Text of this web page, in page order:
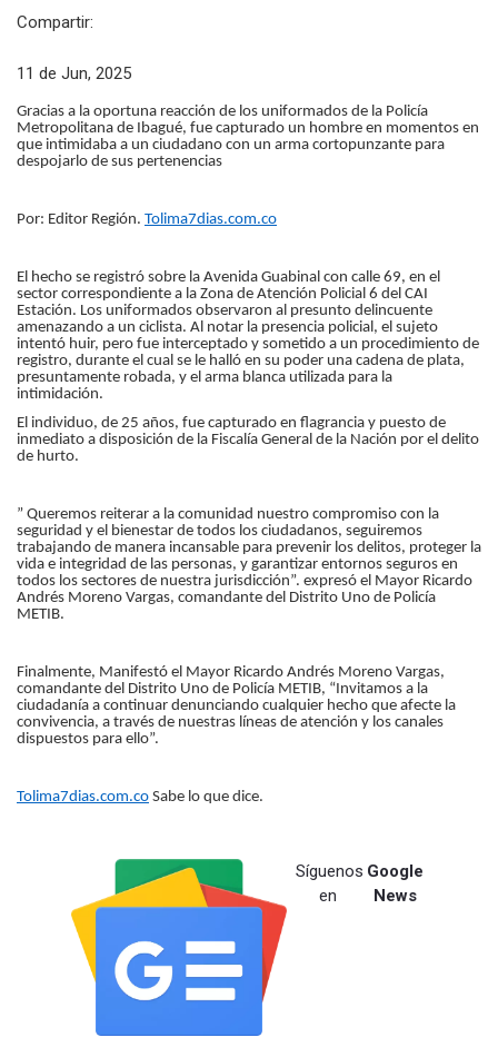
Compartir:
11 de Jun, 2025
Gracias a la oportuna reacción de los uniformados de la Policía
Metropolitana de Ibagué, fue capturado un hombre en momentos en
que intimidaba a un ciudadano con un arma cortopunzante para
despojarlo de sus pertenencias
Por: Editor Región. Tolima7dias.com.co
El hecho se registró sobre la Avenida Guabinal con calle 69, en el
sector correspondiente a la Zona de Atención Policial 6 del CAI
Estación. Los uniformados observaron al presunto delincuente
amenazando a un ciclista. Al notar la presencia policial, el sujeto
intentó huir, pero fue interceptado y sometido a un procedimiento de
registro, durante el cual se le halló en su poder una cadena de plata,
presuntamente robada, y el arma blanca utilizada para la
intimidación.
El individuo, de 25 años, fue capturado en flagrancia y puesto de
inmediato a disposición de la Fiscalía General de la Nación por el delito
de hurto.
” Queremos reiterar a la comunidad nuestro compromiso con la
seguridad y el bienestar de todos los ciudadanos, seguiremos
trabajando de manera incansable para prevenir los delitos, proteger la
vida e integridad de las personas, y garantizar entornos seguros en
todos los sectores de nuestra jurisdicción”. expresó el Mayor Ricardo
Andrés Moreno Vargas, comandante del Distrito Uno de Policía
METIB.
Finalmente, Manifestó el Mayor Ricardo Andrés Moreno Vargas,
comandante del Distrito Uno de Policía METIB, “Invitamos a la
ciudadanía a continuar denunciando cualquier hecho que afecte la
convivencia, a través de nuestras líneas de atención y los canales
dispuestos para ello”.
Tolima7dias.com.co Sabe lo que dice.
Síguenos
en
Google
News